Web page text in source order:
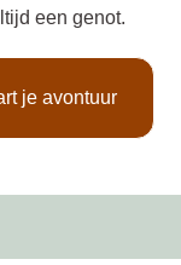
een genot.
je avontuur